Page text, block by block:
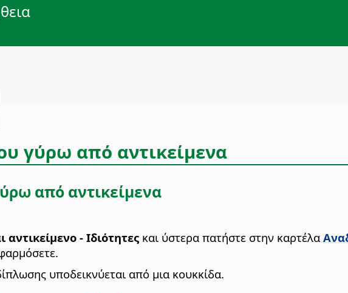
γύρω από αντικείμενα
από αντικείμενα
- Ιδιότητες και ύστερα πατήστε στην καρτέλα
υποδεικνύεται από μια κουκκίδα.